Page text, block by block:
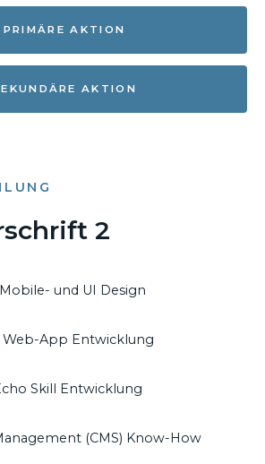
PRIMÄRE AKTION
AKTION
2
und UI Design
Web-App Entwicklung
Skill Entwicklung
(CMS) Know-How